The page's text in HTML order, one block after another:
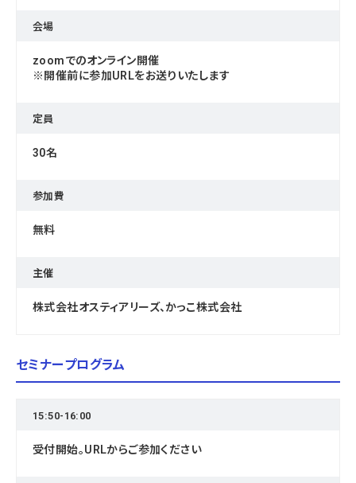
会場
zoomでのオンライン開催
※開催前に参加URLをお送りいたします
定員
30名
参加費
無料
主催
株式会社オスティアリーズ、かっこ株式会社
セミナープログラム
15:50-16:00
受付開始。URLからご参加ください